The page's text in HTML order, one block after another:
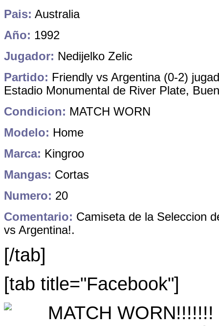
Pais: Australia
Año: 1992
Jugador: Nedijelko Zelic
Partido: Friendly vs Argentina (0-2)
Estadio Monumental de River Plate,
Condicion: MATCH WORN
Modelo: Home
Marca: Kingroo
Mangas: Cortas
Numero: 20
Comentario: Camiseta de la Seleccion
vs Argentina!.
[/tab]
[tab title="Facebook"]